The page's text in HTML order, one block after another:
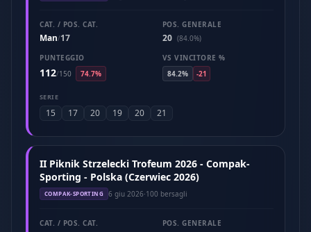
CAT. / POS. CAT.
Man/17
POS. GENERALE
20 (84.0%)
PUNTEGGIO
112/150 74.7%
VS VINCITORE %
84.2%
-21
SERIE
15 17 20 19 20 21
II Piknik Strzelecki Trofeum 2026 - Compak-
Sporting - Polska (Czerwiec 2026)
COMPAK-SPORTING 6 giu 2026·100 bersagli
CAT. / POS. CAT. POS. GENERALE